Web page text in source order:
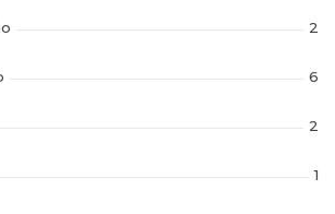
2
6
2
1